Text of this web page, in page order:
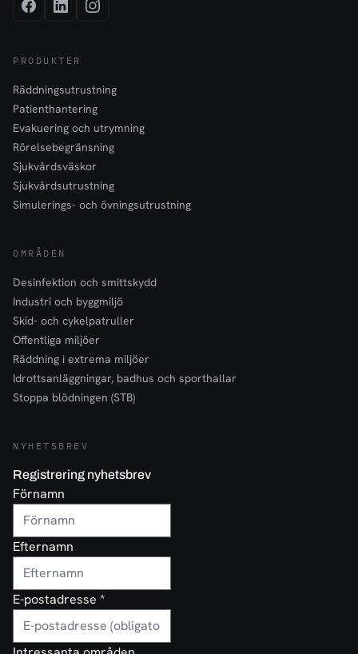
PRODUKTER
Räddningsutrustning
Patienthantering
Evakuering och utrymning
Rörelsebegränsning
Sjukvårdsväskor
Sjukvårdsutrustning
Simulerings- och övningsutrustning
OMRÅDEN
Desinfektion och smittskydd
Industri och byggmiljö
Skid- och cykelpatruller
Offentliga miljöer
Räddning i extrema miljöer
Idrottsanläggningar, badhus och sporthallar
Stoppa blödningen (STB)
NYHETSBREV
Registrering nyhetsbrev
Förnamn
Efternamn
E-postadresse *